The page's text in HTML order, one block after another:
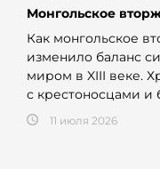
Монгольское
Как монгольское
изменило баланс
миром в XIII веке.
с крестоносцами и
11 июля 2026